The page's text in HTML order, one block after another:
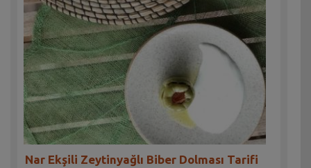
Nar Ekşili Zeytinyağlı Biber Dolması Tarifi